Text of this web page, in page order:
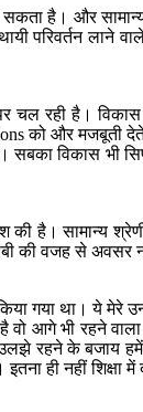
है। और
परिवर्तन
पर चल रही है।
को और मजबूती
सबका विकास भी
है। सामान्य
की वजह से अवसर
गया था। ये
वो आगे भी रहने
रहने के बजाय
ही नहीं शिक्षा